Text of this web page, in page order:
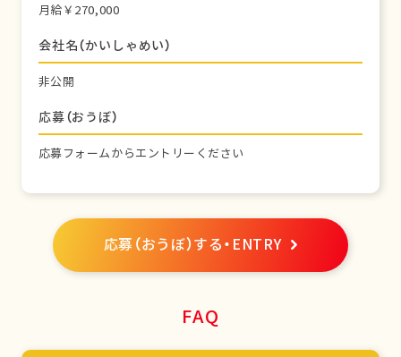
月給￥270,000
会社名（かいしゃめい）
非公開
応募（おうぼ）
応募フォームからエントリーください
応募（おうぼ）する・ENTRY
FAQ